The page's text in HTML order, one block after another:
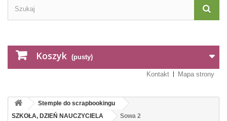
Koszyk (pusty)
Kontakt Mapa strony
Stemple do scrapbookingu
SZKOŁA, DZIEŃ NAUCZYCIELA
Sowa 2